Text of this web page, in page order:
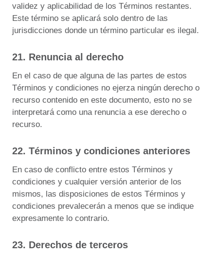
validez y aplicabilidad de los Términos restantes.
Este término se aplicará solo dentro de las
jurisdicciones donde un término particular es ilegal.
21. Renuncia al derecho
En el caso de que alguna de las partes de estos
Términos y condiciones no ejerza ningún derecho o
recurso contenido en este documento, esto no se
interpretará como una renuncia a ese derecho o
recurso.
22. Términos y condiciones anteriores
En caso de conflicto entre estos Términos y
condiciones y cualquier versión anterior de los
mismos, las disposiciones de estos Términos y
condiciones prevalecerán a menos que se indique
expresamente lo contrario.
23. Derechos de terceros